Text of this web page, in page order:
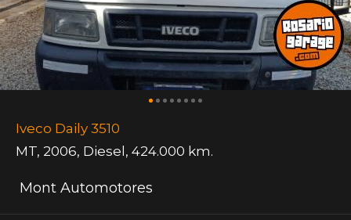
Iveco Daily 3510
MT, 2006, Diesel, 424.000 km.
Mont Automotores